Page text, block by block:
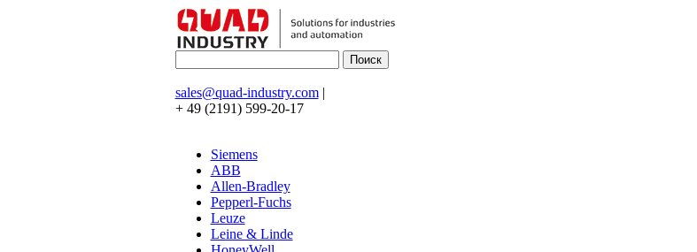
sales@quad-industry.com|
+ 49 (2191) 599-20-17
Siemens
ABB
Allen-Bradley
Pepperl-Fuchs
Leuze
Leine & Linde